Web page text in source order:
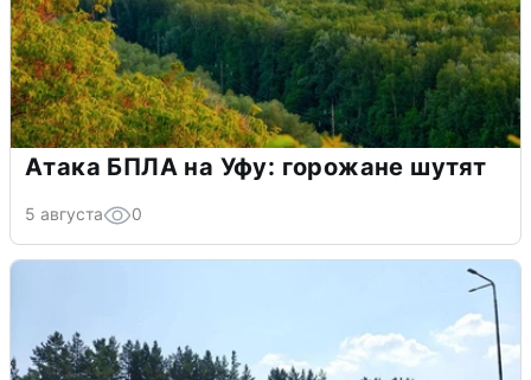
Атака БПЛА на Уфу: горожане шутят
5 августа 0